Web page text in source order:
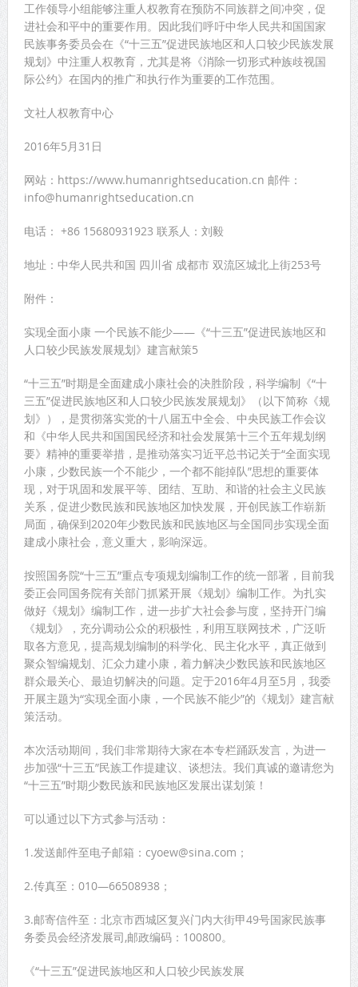
工作领导小组能够注重人权教育在预防不同族群之间冲突，促
进社会和平中的重要作用。因此我们呼吁中华人民共和国国家
民族事务委员会在《“十三五”促进民族地区和人口较少民族发展
规划》中注重人权教育，尤其是将《消除一切形式种族歧视国
际公约》在国内的推广和执行作为重要的工作范围。
文社人权教育中心
2016年5月31日
网站：https://www.humanrightseducation.cn 邮件：
info@humanrightseducation.cn
电话： +86 15680931923 联系人：刘毅
地址：中华人民共和国 四川省 成都市 双流区城北上街253号
附件：
实现全面小康 一个民族不能少——《“十三五”促进民族地区和
人口较少民族发展规划》建言献策5
“十三五”时期是全面建成小康社会的决胜阶段，科学编制《“十
三五”促进民族地区和人口较少民族发展规划》（以下简称《规
划》），是贯彻落实党的十八届五中全会、中央民族工作会议
和《中华人民共和国国民经济和社会发展第十三个五年规划纲
要》精神的重要举措，是推动落实习近平总书记关于“全面实现
小康，少数民族一个不能少，一个都不能掉队”思想的重要体
现，对于巩固和发展平等、团结、互助、和谐的社会主义民族
关系，促进少数民族和民族地区加快发展，开创民族工作崭新
局面，确保到2020年少数民族和民族地区与全国同步实现全面
建成小康社会，意义重大，影响深远。
按照国务院“十三五”重点专项规划编制工作的统一部署，目前我
委正会同国务院有关部门抓紧开展《规划》编制工作。为扎实
做好《规划》编制工作，进一步扩大社会参与度，坚持开门编
《规划》，充分调动公众的积极性，利用互联网技术，广泛听
取各方意见，提高规划编制的科学化、民主化水平，真正做到
聚众智编规划、汇众力建小康，着力解决少数民族和民族地区
群众最关心、最迫切解决的问题。定于2016年4月至5月，我委
开展主题为“实现全面小康，一个民族不能少”的《规划》建言献
策活动。
本次活动期间，我们非常期待大家在本专栏踊跃发言，为进一
步加强“十三五”民族工作提建议、谈想法。我们真诚的邀请您为
“十三五”时期少数民族和民族地区发展出谋划策！
可以通过以下方式参与活动：
1.发送邮件至电子邮箱：cyoew@sina.com；
2.传真至：010—66508938；
3.邮寄信件至：北京市西城区复兴门内大街甲49号国家民族事
务委员会经济发展司,邮政编码：100800。
《“十三五”促进民族地区和人口较少民族发展